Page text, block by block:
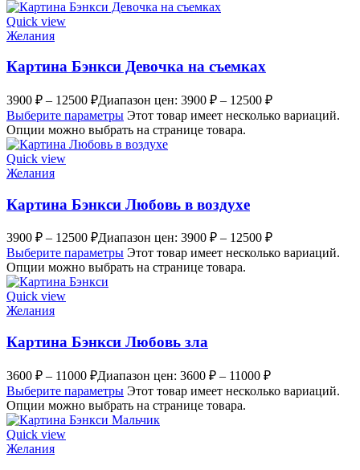
Quick view
Желания
Картина Бэнкси Девочка на съемках
3900 ₽ – 12500 ₽Диапазон цен: 3900 ₽ – 12500 ₽
Выберите параметры Этот товар имеет несколько вариаций.
Опции можно выбрать на странице товара.
Quick view
Желания
Картина Бэнкси Любовь в воздухе
3900 ₽ – 12500 ₽Диапазон цен: 3900 ₽ – 12500 ₽
Выберите параметры Этот товар имеет несколько вариаций.
Опции можно выбрать на странице товара.
Quick view
Желания
Картина Бэнкси Любовь зла
3600 ₽ – 11000 ₽Диапазон цен: 3600 ₽ – 11000 ₽
Выберите параметры Этот товар имеет несколько вариаций.
Опции можно выбрать на странице товара.
Quick view
Желания